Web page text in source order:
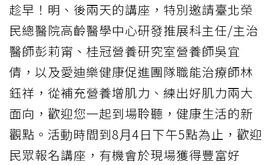
趁早！明、後兩天的講座，特別邀請臺北榮
民總醫院高齡醫學中心研發推展科主任/主治
醫師彭莉甯、桂冠營養研究室營養師吳宜
倩，以及愛迪樂健康促進團隊職能治療師林
鈺祥，從補充營養增肌力、練出好肌力兩大
面向，歡迎您一起到場聆聽，健康生活的新
觀點。活動時間到8月4日下午5點為止，歡迎
民眾報名講座，有機會於現場獲得豐富好